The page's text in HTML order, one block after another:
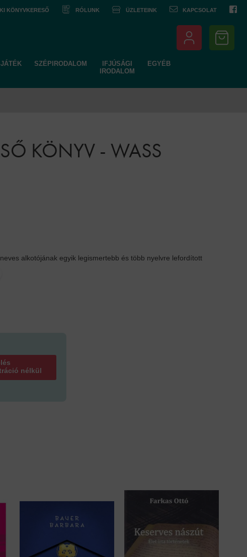
KÖNYVKERESŐ RÓLUNK ÜZLETEINK KAPCSOLAT
SZÉPIRODALOM
IFJÚSÁGI
IRODALOM
EGYÉB
KÖNYV - WASS
alkotójának egyik legismertebb és több nyelvre lefordított
nélkül